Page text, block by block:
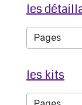
les
les kits